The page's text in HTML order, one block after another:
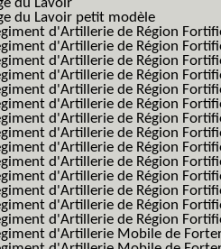
du Lavoir
du Lavoir petit modèle
d'Artillerie de Région
d'Artillerie de Région
d'Artillerie de Région
d'Artillerie de Région
d'Artillerie de Région
d'Artillerie de Région
d'Artillerie de Région
d'Artillerie de Région
d'Artillerie de Région
d'Artillerie de Région
d'Artillerie de Région
d'Artillerie de Région
d'Artillerie de Région
d'Artillerie de Région
d'Artillerie Mobile de